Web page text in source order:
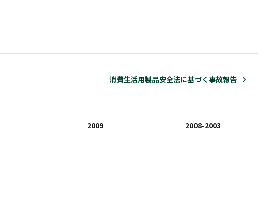
消費生活用製品安全法に基づく事故報告
2009 2008-2003
消費生活用製品安全法に基づく事故報告
消費生活用製品安全法に基づく事故報告
消費生活用製品安全法に基づく事故報告